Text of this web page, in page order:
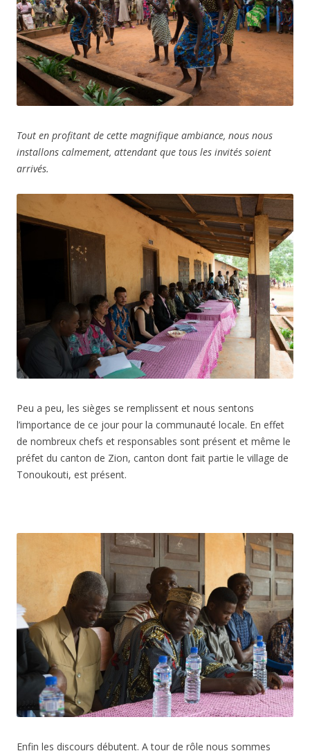
Tout en profitant de cette magnifique ambiance, nous nous
installons calmement, attendant que tous les invités soient
arrivés.
Peu a peu, les sièges se remplissent et nous sentons
l’importance de ce jour pour la communauté locale. En effet
de nombreux chefs et responsables sont présent et même le
préfet du canton de Zion, canton dont fait partie le village de
Tonoukouti, est présent.
Enfin les discours débutent. A tour de rôle nous sommes